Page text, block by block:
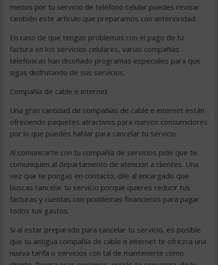
menos por tu servicio de teléfono celular puedes revisar
también este artículo que preparamos con anterioridad.
En caso de que tengas problemas con el pago de tu
factura en los servicios celulares, varias compañías
telefónicas han diseñado programas especiales para que
sigas disfrutando de sus servicios.
Compañía de cable e internet
Una gran cantidad de compañías de cable e internet están
ofreciendo paquetes atractivos para nuevos consumidores
por lo que puedes hablar para cancelar tu servicio.
Al comunicarte con tu compañía de servicios pide que te
comuniquen al departamento de atención a clientes. Una
vez que te pongas en contacto, dile al encargado que
buscas cancelar tu servicio porque quieres reducir tus
facturas y cuentas con problemas financieros para pagar
todos tus gastos.
Si al estar preparado para cancelar tu servicio, es posible
que tu antigua compañía de cable o internet te ofrezca una
nueva tarifa o servicios con tal de mantenerte como